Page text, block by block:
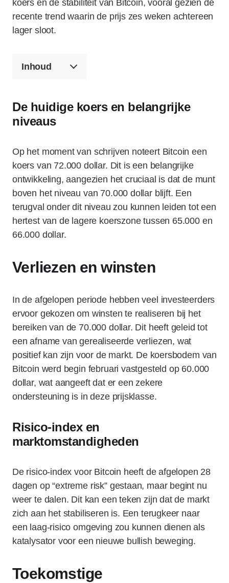
koers en de stabiliteit van Bitcoin, vooral gezien de
recente trend waarin de prijs zes weken achtereen
lager sloot.
Inhoud
De huidige koers en belangrijke
niveaus
Op het moment van schrijven noteert Bitcoin een
koers van 72.000 dollar. Dit is een belangrijke
ontwikkeling, aangezien het cruciaal is dat de munt
boven het niveau van 70.000 dollar blijft. Een
terugval onder dit niveau zou kunnen leiden tot een
hertest van de lagere koerszone tussen 65.000 en
66.000 dollar.
Verliezen en winsten
In de afgelopen periode hebben veel investeerders
ervoor gekozen om winsten te realiseren bij het
bereiken van de 70.000 dollar. Dit heeft geleid tot
een afname van gerealiseerde verliezen, wat
positief kan zijn voor de markt. De koersbodem van
Bitcoin werd begin februari vastgesteld op 60.000
dollar, wat aangeeft dat er een zekere
ondersteuning is in deze prijsklasse.
Risico-index en
marktomstandigheden
De risico-index voor Bitcoin heeft de afgelopen 28
dagen op “extreme risk” gestaan, maar begint nu
weer te dalen. Dit kan een teken zijn dat de markt
zich aan het stabiliseren is. Een terugkeer naar
een laag-risico omgeving zou kunnen dienen als
katalysator voor een nieuwe bullish beweging.
Toekomstige